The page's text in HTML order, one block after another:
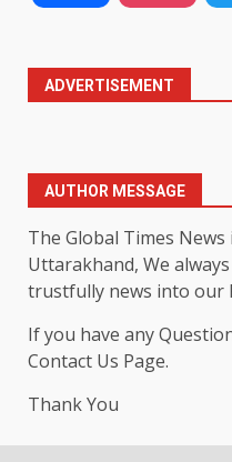
ADVERTISEMENT
AUTHOR MESSAGE
The Global Times
Uttarakhand, We
trustfully news into our
If you have any
Contact Us Page.
Thank You